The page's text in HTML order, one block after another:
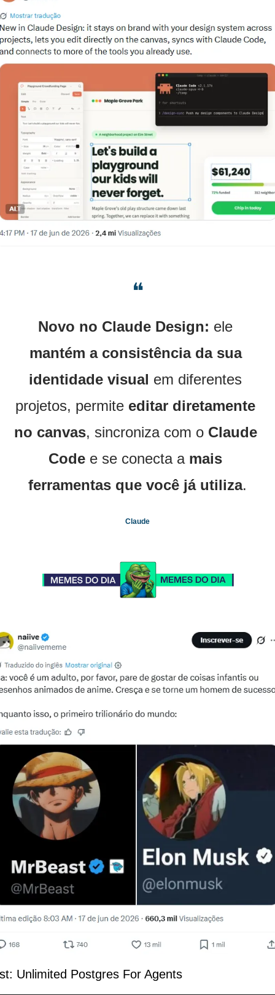
❝
Novo no Claude Design:
mantém a consistência da sua
identidade visual em diferentes
projetos, permite editar diretamente
no canvas, sincroniza com o Claude
Code e se conecta a mais
ferramentas que você já utiliza.
Claude
Unlimited Postgres For Agents